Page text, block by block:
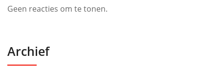
Geen reacties om te tonen.
Archief